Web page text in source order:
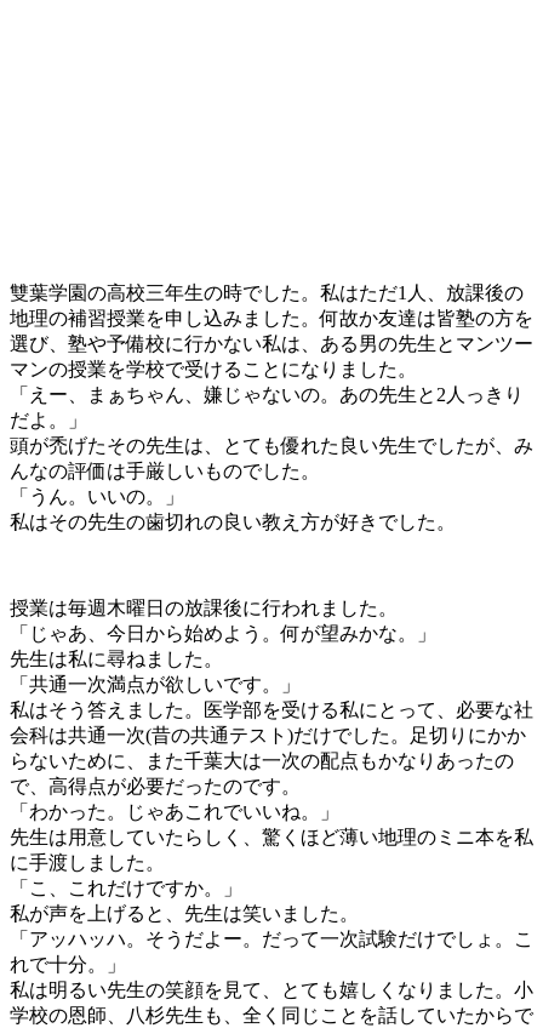
雙葉学園の高校三年生の時でした。私はただ1人、放課後の
地理の補習授業を申し込みました。何故か友達は皆塾の方を
選び、塾や予備校に行かない私は、ある男の先生とマンツー
マンの授業を学校で受けることになりました。
「えー、まぁちゃん、嫌じゃないの。あの先生と2人っきり
だよ。」
頭が禿げたその先生は、とても優れた良い先生でしたが、み
んなの評価は手厳しいものでした。
「うん。いいの。」
私はその先生の歯切れの良い教え方が好きでした。
授業は毎週木曜日の放課後に行われました。
「じゃあ、今日から始めよう。何が望みかな。」
先生は私に尋ねました。
「共通一次満点が欲しいです。」
私はそう答えました。医学部を受ける私にとって、必要な社
会科は共通一次(昔の共通テスト)だけでした。足切りにかか
らないために、また千葉大は一次の配点もかなりあったの
で、高得点が必要だったのです。
「わかった。じゃあこれでいいね。」
先生は用意していたらしく、驚くほど薄い地理のミニ本を私
に手渡しました。
「こ、これだけですか。」
私が声を上げると、先生は笑いました。
「アッハッハ。そうだよー。だって一次試験だけでしょ。こ
れで十分。」
私は明るい先生の笑顔を見て、とても嬉しくなりました。小
学校の恩師、八杉先生も、全く同じことを話していたからで